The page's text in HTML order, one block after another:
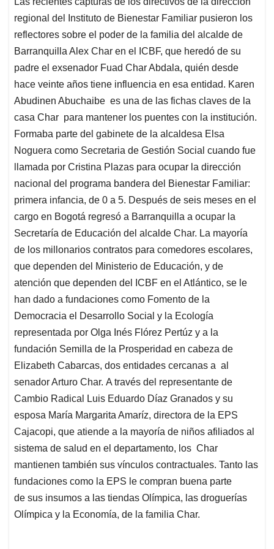
s
A
p
p
b
o
o
k
e
d
I
n
l
a
d
s
regional del Instituto de Bienestar Familiar pusieron los
reflectores sobre el poder de la familia del alcalde de
Barranquilla Alex Char en el ICBF, que heredó de su
padre el exsenador Fuad Char Abdala, quién desde
hace veinte años tiene influencia en esa entidad. Karen
Abudinen Abuchaibe es una de las fichas claves de la
casa Char para mantener los puentes con la institución.
Formaba parte del gabinete de la alcaldesa Elsa
Noguera como Secretaria de Gestión Social cuando fue
llamada por Cristina Plazas para ocupar la dirección
nacional del programa bandera del Bienestar Familiar:
primera infancia, de 0 a 5. Después de seis meses en el
cargo en Bogotá regresó a Barranquilla a ocupar la
Secretaría de Educación del alcalde Char. La mayoría
de los millonarios contratos para comedores escolares,
que dependen del Ministerio de Educación, y de
atención que dependen del ICBF en el Atlántico, se le
han dado a fundaciones como Fomento de la
Democracia el Desarrollo Social y la Ecología
representada por Olga Inés Flórez Pertúz y a la
fundación Semilla de la Prosperidad en cabeza de
Elizabeth Cabarcas, dos entidades cercanas a al
senador Arturo Char. A través del representante de
Cambio Radical Luis Eduardo Díaz Granados y su
esposa María Margarita Amaríz, directora de la EPS
Cajacopi, que atiende a la mayoría de niños afiliados al
sistema de salud en el departamento, los Char
mantienen también sus vínculos contractuales. Tanto las
fundaciones como la EPS le compran buena parte
de sus insumos a las tiendas Olímpica, las droguerías
Olímpica y la Economía, de la familia Char.